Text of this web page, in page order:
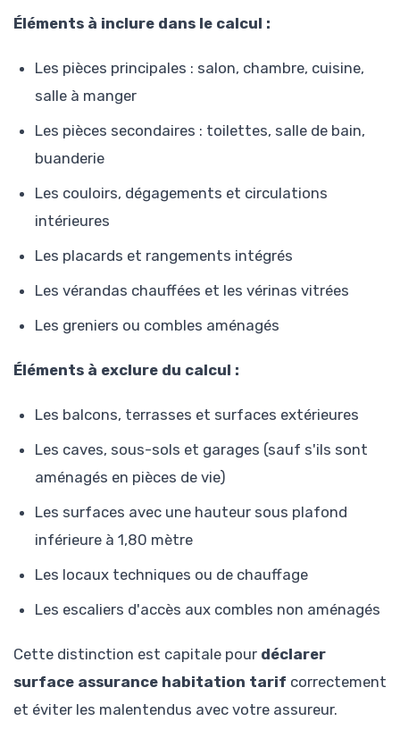
Éléments à inclure dans le calcul :
Les pièces principales : salon, chambre, cuisine,
salle à manger
Les pièces secondaires : toilettes, salle de bain,
buanderie
Les couloirs, dégagements et circulations
intérieures
Les placards et rangements intégrés
Les vérandas chauffées et les vérinas vitrées
Les greniers ou combles aménagés
Éléments à exclure du calcul :
Les balcons, terrasses et surfaces extérieures
Les caves, sous-sols et garages (sauf s'ils sont
aménagés en pièces de vie)
Les surfaces avec une hauteur sous plafond
inférieure à 1,80 mètre
Les locaux techniques ou de chauffage
Les escaliers d'accès aux combles non aménagés
Cette distinction est capitale pour déclarer
surface assurance habitation tarif correctement
et éviter les malentendus avec votre assureur.